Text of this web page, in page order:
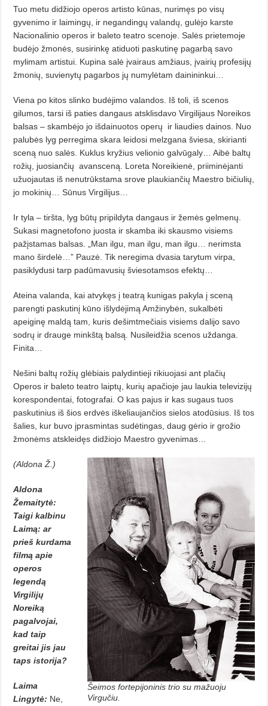
Tuo metu didžiojo operos artisto kūnas, nurimęs po visų
gyvenimo ir laimingų, ir negandingų valandų, gulėjo karste
Nacionalinio operos ir baleto teatro scenoje. Salės prietemoje
budėjo žmonės, susirinkę atiduoti paskutinę pagarbą savo
mylimam artistui. Kupina salė įvairaus amžiaus, įvairių profesijų
žmonių, suvienytų pagarbos jų numylėtam dainininkui…
Viena po kitos slinko budėjimo valandos. Iš toli, iš scenos
gilumos, tarsi iš paties dangaus atsklisdavo Virgilijaus Noreikos
balsas – skambėjo jo išdainuotos operų
ir liaudies dainos. Nuo
palubės lyg perregima skara leidosi melzgana šviesa, skirianti
sceną nuo salės. Kuklus kryžius velionio galvūgaly… Aibė baltų
rožių, juosiančių avansceną. Loreta Noreikienė, priiminėjanti
užuojautas iš nenutrūkstama srove plaukiančių Maestro bičiulių,
jo mokinių… Sūnus Virgilijus…
Ir tyla – tiršta, lyg būtų pripildyta dangaus ir žemės gelmenų.
Sukasi magnetofono juosta ir skamba iki skausmo visiems
pažįstamas balsas. „Man ilgu, man ilgu, man ilgu… nerimsta
mano širdelė…” Pauzė. Tik neregima dvasia tarytum virpa,
pasiklydusi tarp padūmavusių šviesotamsos efektų…
Ateina valanda, kai atvykęs į teatrą kunigas pakyla į sceną
parengti paskutinį kūno išlydėjimą Amžinybėn, sukalbėti
apeiginę maldą tam, kuris dešimtmečiais visiems dalijo savo
sodrų ir drauge minkštą balsą. Nusileidžia scenos uždanga.
Finita…
Nešini baltų rožių glėbiais palydintieji rikiuojasi ant plačių
Operos ir baleto teatro laiptų, kurių apačioje jau laukia televizijų
korespondentai, fotografai. O kas pajus ir kas sugaus tuos
paskutinius iš šios erdvės iškeliaujančios sielos atodūsius. Iš tos
šalies, kur buvo įprasmintas sudėtingas, daug gėrio ir grožio
žmonėms atskleidęs didžiojo Maestro gyvenimas…
Šeimos fortepijoninis trio su mažuoju
Virgučiu.
(Aldona Ž.)
Aldona
Žemaitytė:
Taigi kalbinu
Laimą: ar
prieš kurdama
filmą apie
operos
legendą
Virgilijų
Noreiką
pagal­vojai,
kad taip
greitai jis jau
taps istorija?
Laima
Lingytė: Ne,